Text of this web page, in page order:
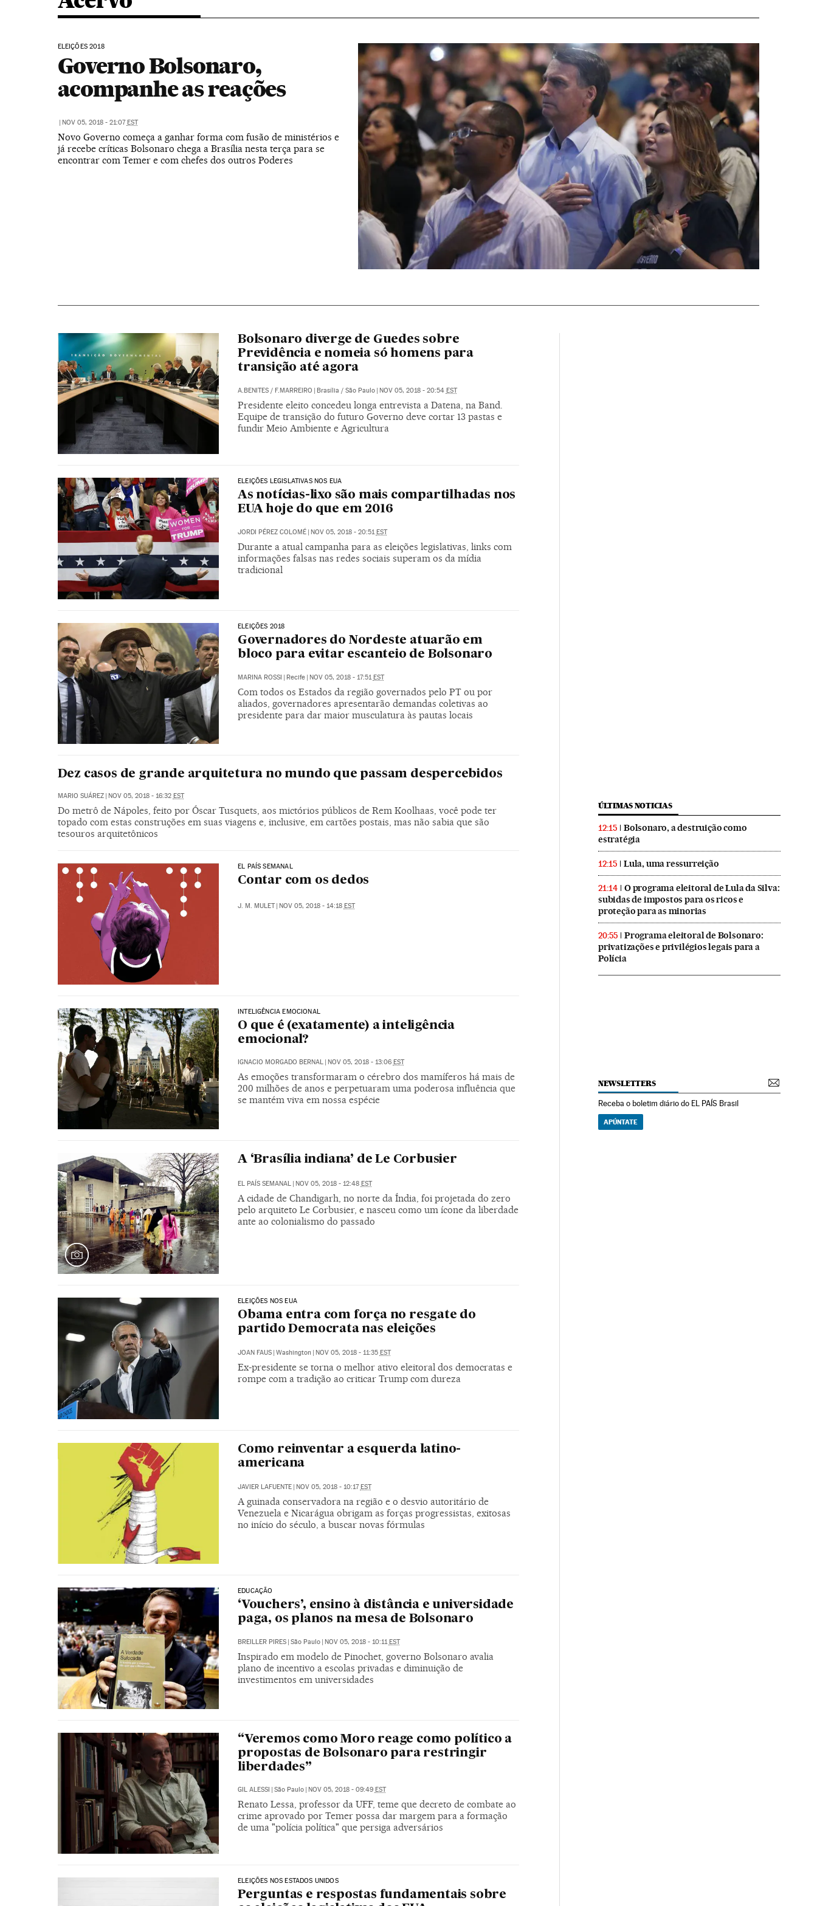
ELEIÇÕES 2018
Governo Bolsonaro,
acompanhe as reações
| NOV 05, 2018 - 21:07EST
Novo Governo começa a ganhar forma com fusão de ministérios e
já recebe críticas Bolsonaro chega a Brasília nesta terça para se
encontrar com Temer e com chefes dos outros Poderes
Bolsonaro diverge de Guedes sobre
Previdência e nomeia só homens para
transição até agora
A.BENITES/ F.MARREIRO | Brasília / São Paulo | NOV 05, 2018 - 20:54 EST
Presidente eleito concedeu longa entrevista a Datena, na Band.
Equipe de transição do futuro Governo deve cortar 13 pastas e
fundir Meio Ambiente e Agricultura
ELEIÇÕES LEGISLATIVAS NOS EUA
As notícias-lixo são mais compartilhadas nos
EUA hoje do que em 2016
JORDI PÉREZ COLOMÉ NOV 05, 2018 - 20:51 EST
Durante a atual campanha para as eleições legislativas, links com
informações falsas nas redes sociais superam os da mídia
tradicional
ELEIÇÕES 2018
Governadores do Nordeste atuarão em
bloco para evitar escanteio de Bolsonaro
MARINA ROSSI | Recife | NOV 05, 2018 - 17:51EST
Com todos os Estados da região governados pelo PT ou por
aliados, governadores apresentarão demandas coletivas ao
presidente para dar maior musculatura às pautas locais
Dez casos de grande arquitetura no mundo que passam despercebidos
MARIO SUÁREZ NOV 05, 2018 - 16:32 EST
Do metrô de Nápoles, feito por Óscar Tusquets, aos mictórios públicos de Rem Koolhaas, você pode ter
topado com estas construções em suas viagens e, inclusive, em cartões postais, mas não sabia que são
tesouros arquitetônicos
EL PAÍS SEMANAL
Contar com os dedos
J. M. MULET | NOV 05, 2018 - 14:18 EST
INTELIGÊNCIA EMOCIONAL
O que é (exatamente) a inteligência
emocional?
IGNACIO MORGADO BERNAL NOV 05, 2018 - 13:06 EST
As emoções transformaram o cérebro dos mamíferos há mais de
200 milhões de anos e perpetuaram uma poderosa influência que
se mantém viva em nossa espécie
A ‘Brasília indiana’ de Le Corbusier
EL PAÍS SEMANAL | NOV 05, 2018 - 12:48 EST
A cidade de Chandigarh, no norte da Índia, foi projetada do zero
pelo arquiteto Le Corbusier, e nasceu como um ícone da liberdade
ante ao colonialismo do passado
ELEIÇÕES NOS EUA
Obama entra com força no resgate do
partido Democrata nas eleições
JOAN FAUS Washington NOV 05, 2018 - 11:35 EST
Ex-presidente se torna o melhor ativo eleitoral dos democratas e
rompe com a tradição ao criticar Trump com dureza
Como reinventar a esquerda latino-
americana
JAVIER LAFUENTE | NOV 05, 2018 - 10:17EST
A guinada conservadora na região e o desvio autoritário de
Venezuela e Nicarágua obrigam as forças progressistas, exitosas
no início do século, a buscar novas fórmulas
EDUCAÇÃO
‘Vouchers’, ensino à distância e universidade
paga, os planos na mesa de Bolsonaro
BREILLER PIRES São Paulo NOV 05, 2018 - 10:11 EST
Inspirado em modelo de Pinochet, governo Bolsonaro avalia
plano de incentivo a escolas privadas e diminuição de
investimentos em universidades
“Veremos como Moro reage como político a
propostas de Bolsonaro para restringir
liberdades”
GIL ALESSI São Paulo NOV 05, 2018 - 09:49 EST
Renato Lessa, professor da UFF, teme que decreto de combate ao
crime aprovado por Temer possa dar margem para a formação
de uma "polícia política" que persiga adversários
ELEIÇÕES NOS ESTADOS UNIDOS
Perguntas e respostas fundamentais sobre
ÚLTIMAS NOTICIAS
12:15
Bolsonaro, a destruição como
estratégia
12:15 Lula, uma ressurreição
21:14
O programa eleitoral de Lula da Silva:
subidas de impostos para os ricos e
proteção para as minorias
20:55
Programa eleitoral de Bolsonaro:
privatizações e privilégios legais para a
Polícia
NEWSLETTERS
Receba o boletim diário do EL PAÍS Brasil
APÚNTATE